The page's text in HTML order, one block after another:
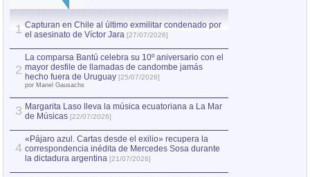
1 Capturan en Chile al último exmilitar condenado por
el asesinato de Víctor Jara [27/07/2026]
2
La comparsa Bantú celebra su 10º aniversario con el
mayor desfile de llamadas de candombe jamás
hecho fuera de Uruguay [25/07/2026]
por Manel Gausachs
3 Margarita Laso lleva la música ecuatoriana a La Mar
de Músicas [22/07/2026]
4
«Pájaro azul. Cartas desde el exilio» recupera la
correspondencia inédita de Mercedes Sosa durante
la dictadura argentina [21/07/2026]